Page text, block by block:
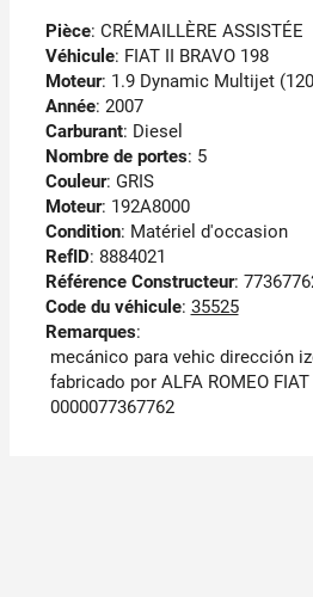
Pièce: CRÉMAILLÈRE ASSISTÉE
Véhicule: FIAT II BRAVO 198
Moteur: 1.9 Dynamic Multijet
Année: 2007
Carburant: Diesel
Nombre de portes: 5
Couleur: GRIS
Moteur: 192A8000
Condition: Matériel d'occasion
RefID: 8884021
Référence Constructeur:
Code du véhicule: 35525
Remarques:
mecánico para vehic dirección
fabricado por ALFA ROMEO
0000077367762